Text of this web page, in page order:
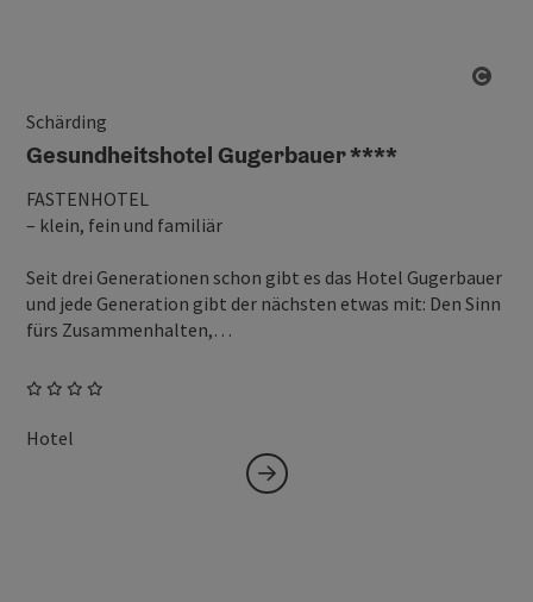
Schärding
Gesundheitshotel Gugerbauer ****
FASTENHOTEL
– klein, fein und familiär
Seit drei Generationen schon gibt es das Hotel Gugerbauer
und jede Generation gibt der nächsten etwas mit: Den Sinn
fürs Zusammenhalten,…
Hotel